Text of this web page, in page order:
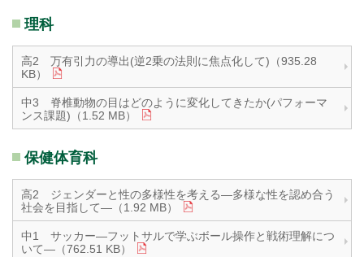
理科
高2 万有引力の導出(逆2乗の法則に焦点化して)（935.28
KB）
中3 脊椎動物の目はどのように変化してきたか(パフォーマ
ンス課題)（1.52 MB）
保健体育科
高2 ジェンダーと性の多様性を考える―多様な性を認め合う
社会を目指して―（1.92 MB）
中1 サッカー―フットサルで学ぶボール操作と戦術理解につ
いて―（762.51 KB）